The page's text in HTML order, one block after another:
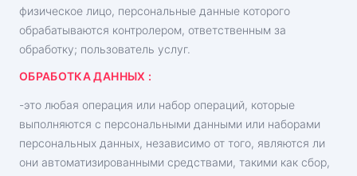
физическое лицо, персональные данные которого
обрабатываются контролером, ответственным за
обработку; пользователь услуг.
ОБРАБОТКА ДАННЫХ :
-это любая операция или набор операций, которые
выполняются с персональными данными или наборами
персональных данных, независимо от того, являются ли
они автоматизированными средствами, такими как сбор,